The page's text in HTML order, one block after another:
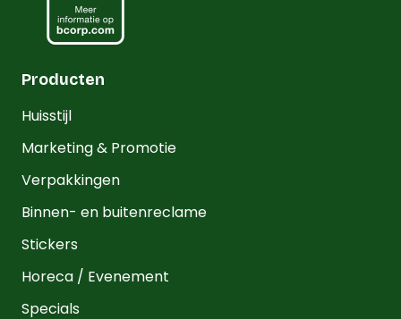
Producten
Huisstijl
Marketing & Promotie
Verpakkingen
Binnen- en buitenreclame
Stickers
Horeca / Evenement
Specials